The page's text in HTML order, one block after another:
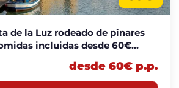
de la Luz rodeado de pinares
incluidas desde 60€
desde 60€ p.p.